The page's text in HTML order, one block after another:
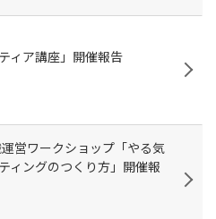
ィア講座」開催報告
営ワークショップ「やる気
ィングのつくり方」開催報